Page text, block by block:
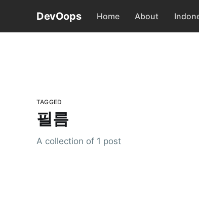
DevOops Home About
TAGGED
필름
A collection of 1 post